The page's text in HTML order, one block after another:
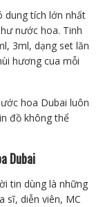
dung tích lớn nhất
nước hoa. Tinh
3ml, dạng set lăn
hương cua mỗi
hoa Dubai luôn
đồ không thể
Dubai
tin dùng là những
sĩ, diễn viên, MC